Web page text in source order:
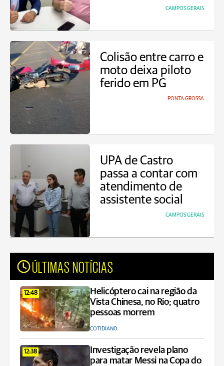
CAMPOS GERAIS
Colisão entre carro e
moto deixa piloto
ferido em PG
PONTA GROSSA
UPA de Castro
passa a contar com
atendimento de
assistente social
CAMPOS GERAIS
ÚLTIMAS NOTÍCIAS
12:48
Helicóptero cai na região da
Vista Chinesa, no Rio; quatro
pessoas morrem
COTIDIANO
12:38
Investigação revela plano
para matar Messi na Copa do